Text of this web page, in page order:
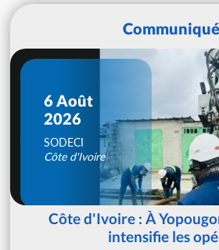
6 Août
2026
SODECI
Côte d'Ivoire
Côte d'Ivoire : À
intensifie les